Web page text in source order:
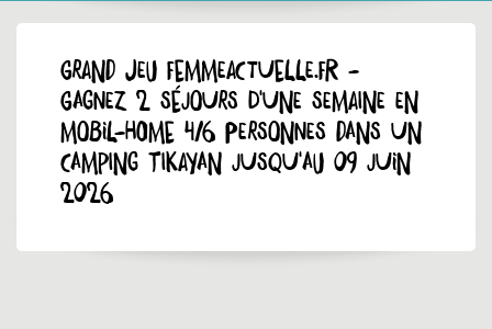
GRAND JEU femmeactuelle.fr -
Gagnez 2 séjours d'une semaine en
mobil-home 4/6 personnes dans un
camping Tikayan jusqu'au 09 juin
2026